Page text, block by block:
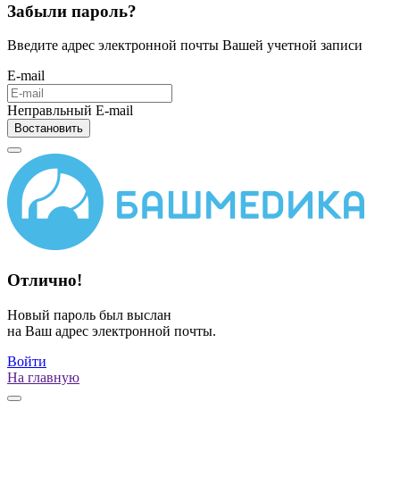
Забыли пароль?
Введите адрес электронной почты Вашей учетной записи
E-mail
Неправльный E-mail
Востановить
Отлично!
Новый пароль был выслан
на Ваш адрес электронной почты.
Войти
На главную